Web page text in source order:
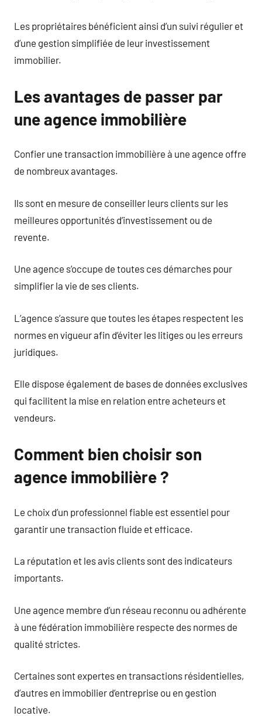
Les propriétaires bénéficient ainsi d’un suivi régulier et
d’une gestion simplifiée de leur investissement
immobilier.
Les avantages de passer par
une agence immobilière
Confier une transaction immobilière à une agence offre
de nombreux avantages.
Ils sont en mesure de conseiller leurs clients sur les
meilleures opportunités d’investissement ou de
revente.
Une agence s’occupe de toutes ces démarches pour
simplifier la vie de ses clients.
L’agence s’assure que toutes les étapes respectent les
normes en vigueur afin d’éviter les litiges ou les erreurs
juridiques.
Elle dispose également de bases de données exclusives
qui facilitent la mise en relation entre acheteurs et
vendeurs.
Comment bien choisir son
agence immobilière ?
Le choix d’un professionnel fiable est essentiel pour
garantir une transaction fluide et efficace.
La réputation et les avis clients sont des indicateurs
importants.
Une agence membre d’un réseau reconnu ou adhérente
à une fédération immobilière respecte des normes de
qualité strictes.
Certaines sont expertes en transactions résidentielles,
d’autres en immobilier d’entreprise ou en gestion
locative.